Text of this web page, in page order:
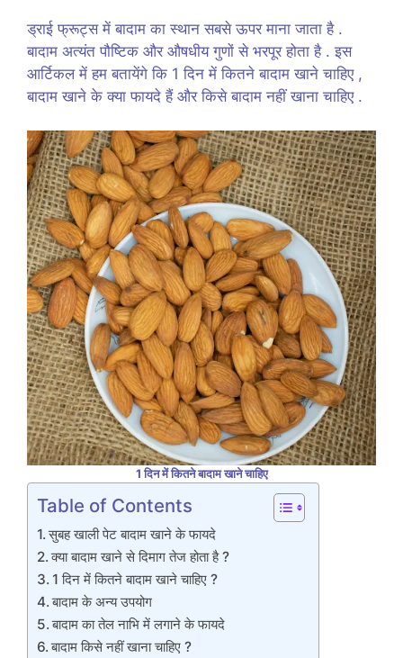
ड्राई फ्रूट्स में बादाम का स्थान सबसे ऊपर माना जाता है .
बादाम अत्यंत पौष्टिक और औषधीय गुणों से भरपूर होता है . इस
आर्टिकल में हम बतायेंगे कि 1 दिन में कितने बादाम खाने चाहिए ,
बादाम खाने के क्या फायदे हैं और किसे बादाम नहीं खाना चाहिए .
1 दिन में कितने बादाम खाने चाहिए
Table of Contents
सुबह खाली पेट बादाम खाने के फायदे
क्या बादाम खाने से दिमाग तेज होता है ?
1 दिन में कितने बादाम खाने चाहिए ?
बादाम के अन्य उपयोग
बादाम का तेल नाभि में लगाने के फायदे
बादाम किसे नहीं खाना चाहिए ?